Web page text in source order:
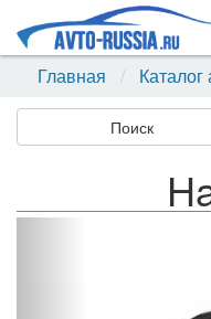
Главная
Каталог
Поиск